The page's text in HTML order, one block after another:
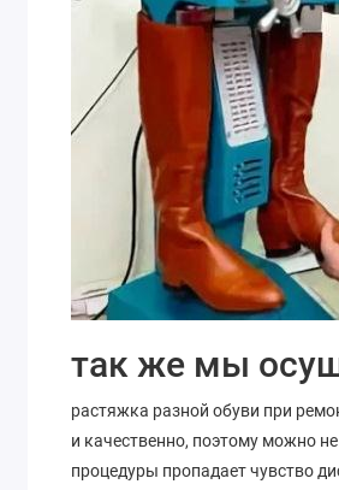
так же мы
растяжка разной обуви при
и качественно, поэтому можно
процедуры пропадает чувство